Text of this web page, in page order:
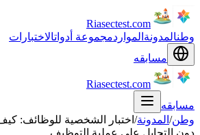
Riasectest.com
وطنالمدونة المواردمجموعة أدواتالاختبارات
مسابقه
Riasectest.com
مسابقه
وطن/ المدونة/ اختبار الشخصية للوظائف:
دون التحايل على عملية التوظيف